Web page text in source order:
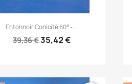
Aperçu rapide
Entonnoir Conicité 60° -...
39,36 €35,42 €